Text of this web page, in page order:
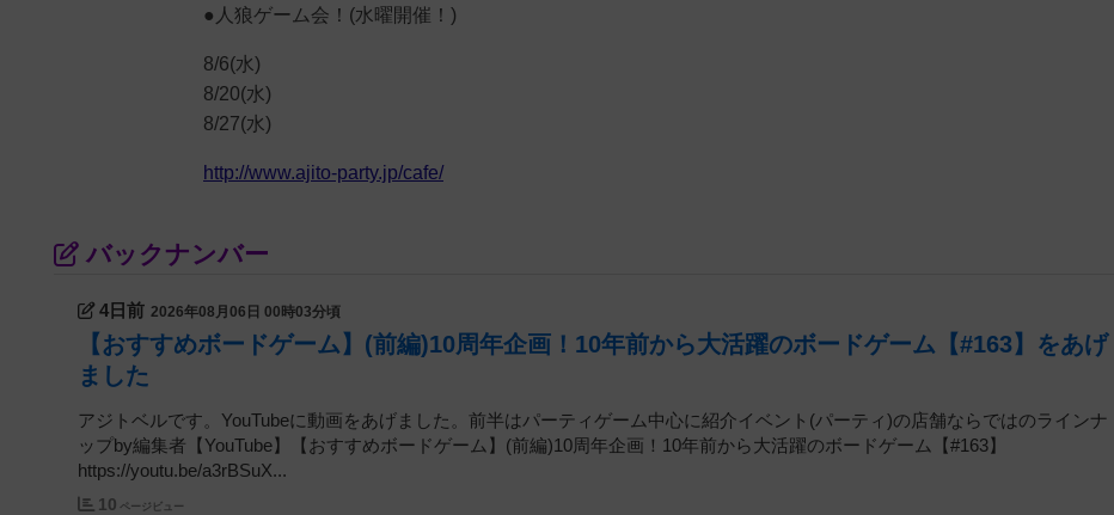
●人狼ゲーム会！(水曜開催！)
8/6(水)
8/20(水)
8/27(水)
http://www.ajito-party.jp/cafe/
バックナンバー
4日前 2026年08月06日 00時03分頃
【おすすめボードゲーム】(前編)10周年企画！10年前から大活躍のボードゲーム【#163】をあげ
ました
アジトベルです。YouTubeに動画をあげました。前半はパーティゲーム中心に紹介イベント(パーティ)の店舗ならではのラインナ
ップby編集者【YouTube】【おすすめボードゲーム】(前編)10周年企画！10年前から大活躍のボードゲーム【#163】
https://youtu.be/a3rBSuX...
10 ページビュー